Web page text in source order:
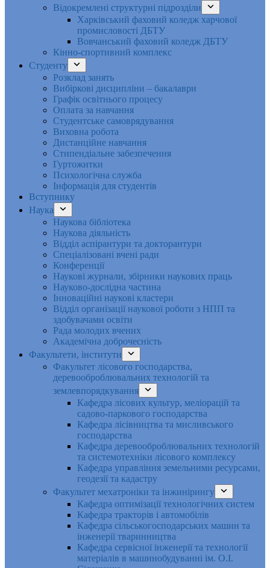
Відокремлені структурні підрозділи
Харківський фаховий коледж харчової
промисловості ДБТУ
Вовчанський фаховий коледж ДБТУ
Кінно-спортивний комплекс
Студенту
Розклад занять
Вибіркові дисципліни – бакалаври
Графік освітнього процесу
Оплата за навчання
Студентське самоврядування
Виховна робота
Дистанційне навчання
Стипендіальне забезпечення
Гуртожитки
Психологічна служба
Інформація для студентів
Вступнику
Наука
Наукова бібліотека
Наукова діяльність
Відділ аспірантури та докторантури
Спеціалізовані вчені ради
Конференції
Наукові журнали, збірники наукових праць
Науково-дослідна частина
Інноваційні наукові кластери
Відділ організації наукової роботи з НПП та
здобувачами освіти
Рада молодих вчених
Академічна доброчесність
Факультети, інститути
Факультет лісового господарства,
деревооброблювальних технологій та
землевпорядкування
Кафедра лісових культур, меліорацій та
садово-паркового господарства
Кафедра лісівництва та мисливського
господарства
Кафедра деревооброблювальних технологій
та системотехніки лісового комплексу
Кафедра управління земельними ресурсами,
геодезії та кадастру
Факультет мехатроніки та інжинірингу
Кафедра оптимізації технологічних систем
Кафедра тракторів і автомобілів
Кафедра сільськогосподарських машин та
інженерії тваринництва
Кафедра cервісної інженерії та технології
матеріалів в машинобудуванні ім. О.І.